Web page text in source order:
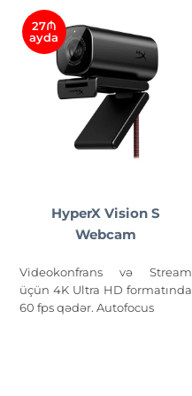
27₼
ayda
HyperX Vision S
Webcam
Videokonfrans və Stream
üçün 4K Ultra HD formatında
60 fps qədər. Autofocus